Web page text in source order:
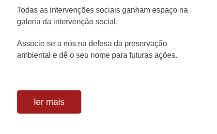
Todas as intervenções sociais ganham espaço na
galeria da intervenção social.
Associe-se a nós na defesa da preservação
ambiental e dê o seu nome para futuras ações.
ler mais